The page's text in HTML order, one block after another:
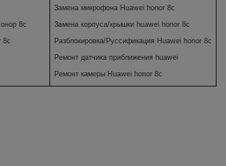
8с
8c
Замена микрофона Huawei honor 8c
Замена корпуса/крышки huawei honor 8c
Разблокировка/Руссификация Huawei honor 8c
Ремонт датчика приближения huawei
Ремонт камеры Huawei honor 8c